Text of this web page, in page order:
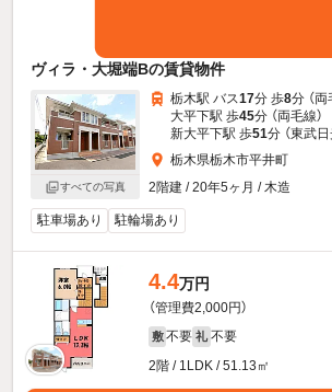
ヴィラ・大堀端Bの賃貸物件
すべての写真
栃木駅 バス17分 歩8分 （
大平下駅 歩45分 （両毛線）
新大平下駅 歩51分 （東武日
栃木県栃木市平井町
2階建 / 20年5ヶ月 / 木造
駐車場あり 駐輪場あり
4.4万円
（管理費2,000円）
敷 不要 礼 不要
2階 / 1LDK / 51.13㎡